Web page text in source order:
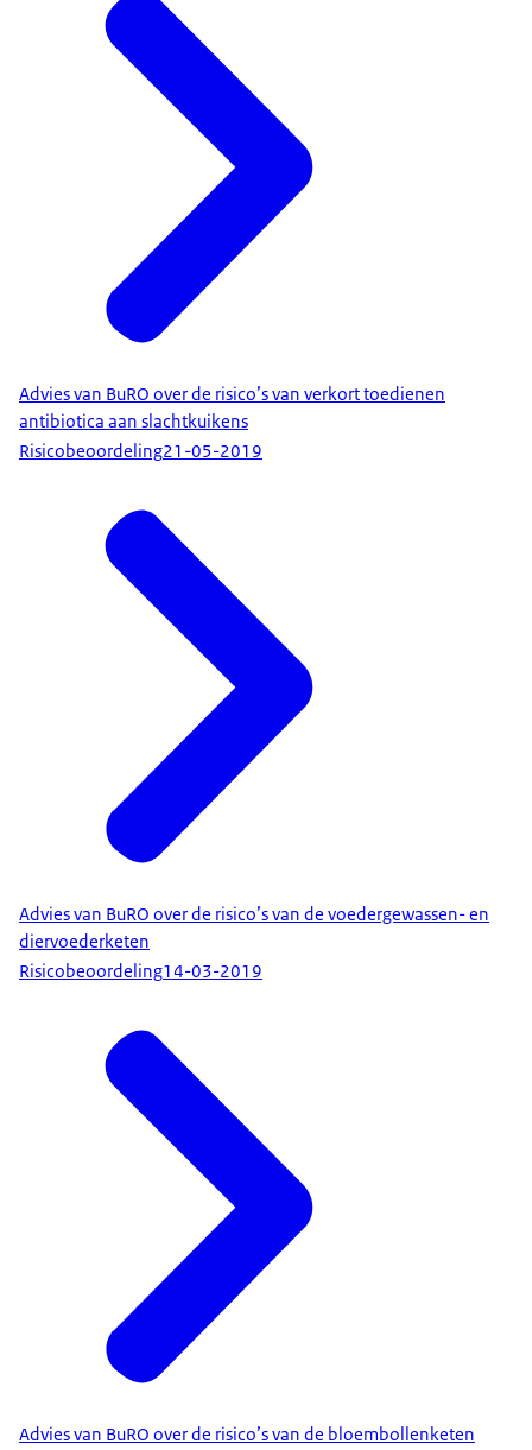
Advies van BuRO over de risico’s van verkort toedienen
antibiotica aan slachtkuikens
Risicobeoordeling21-05-2019
Advies van BuRO over de risico’s van de voedergewassen- en
diervoederketen
Risicobeoordeling14-03-2019
Advies van BuRO over de risico’s van de bloembollenketen